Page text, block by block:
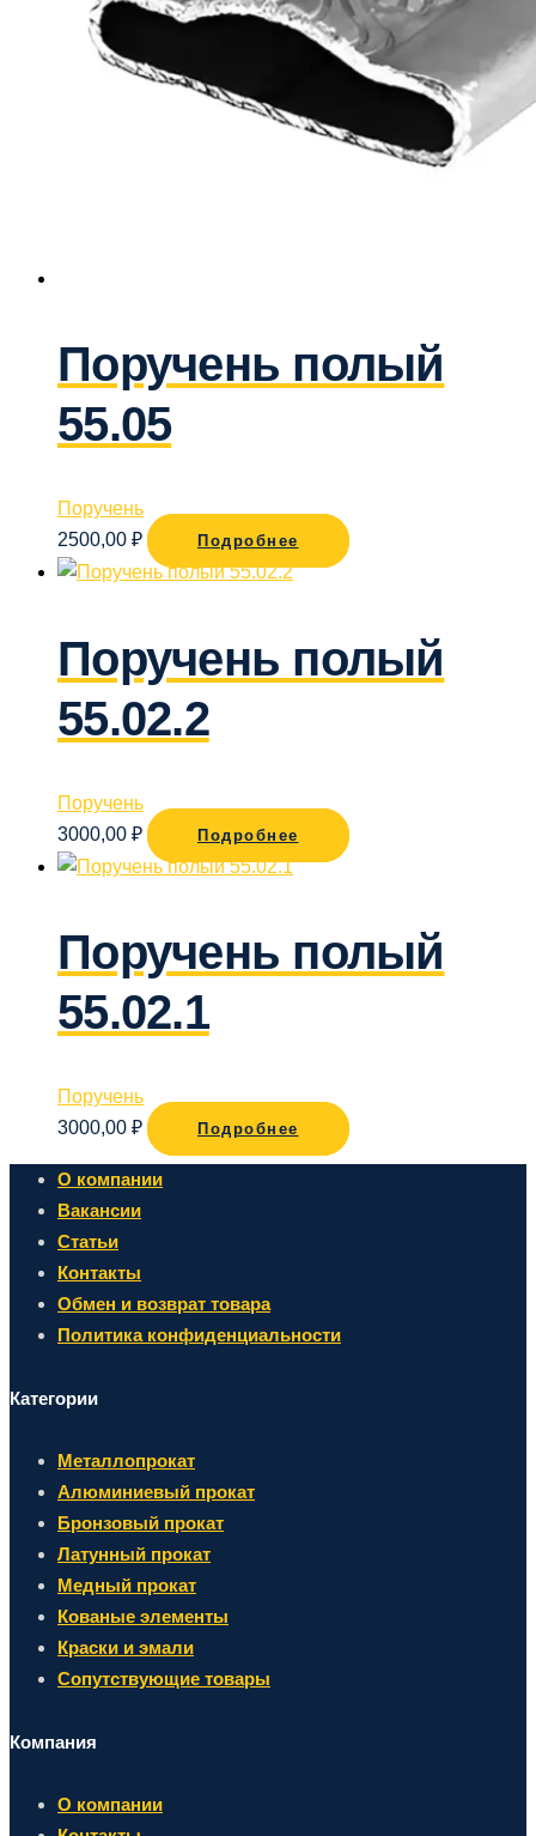
Поручень полый
55.05
Поручень
2500,00 ₽ Подробнее
Поручень полый
55.02.2
Поручень
3000,00 ₽ Подробнее
Поручень полый
55.02.1
Поручень
3000,00 ₽ Подробнее
О компании
Вакансии
Статьи
Контакты
Обмен и возврат товара
Политика конфиденциальности
Категории
Металлопрокат
Алюминиевый прокат
Бронзовый прокат
Латунный прокат
Медный прокат
Кованые элементы
Краски и эмали
Сопутствующие товары
Компания
О компании